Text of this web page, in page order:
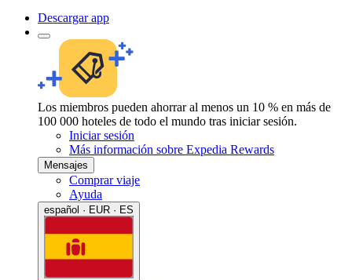
Descargar app
Los miembros pueden ahorrar al menos un 10 % en más de
100 000 hoteles de todo el mundo tras iniciar sesión.
Iniciar sesión
Más información sobre Expedia Rewards
Mensajes
Comprar viaje
Ayuda
español · EUR · ES